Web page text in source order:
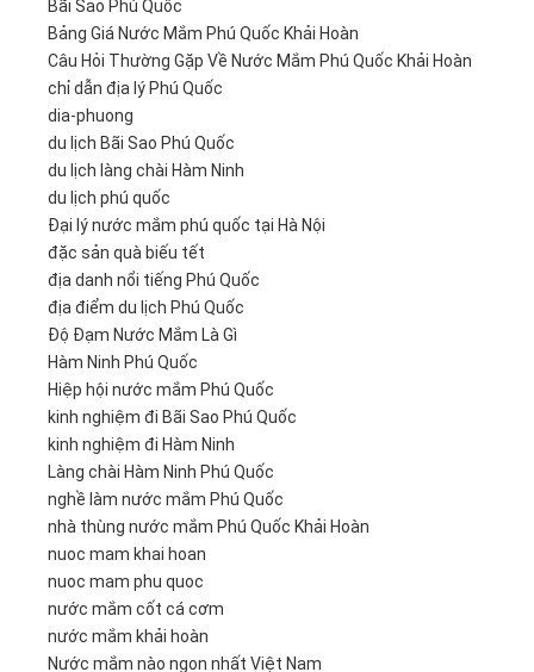
Bãi Sao Phú Quốc
Bảng Giá Nước Mắm Phú Quốc Khải Hoàn
Câu Hỏi Thường Gặp Về Nước Mắm Phú Quốc Khải Hoàn
chỉ dẫn địa lý Phú Quốc
dia-phuong
du lịch Bãi Sao Phú Quốc
du lịch làng chài Hàm Ninh
du lịch phú quốc
Đại lý nước mắm phú quốc tại Hà Nội
đặc sản quà biếu tết
địa danh nổi tiếng Phú Quốc
địa điểm du lịch Phú Quốc
Độ Đạm Nước Mắm Là Gì
Hàm Ninh Phú Quốc
Hiệp hội nước mắm Phú Quốc
kinh nghiệm đi Bãi Sao Phú Quốc
kinh nghiệm đi Hàm Ninh
Làng chài Hàm Ninh Phú Quốc
nghề làm nước mắm Phú Quốc
nhà thùng nước mắm Phú Quốc Khải Hoàn
nuoc mam khai hoan
nuoc mam phu quoc
nước mắm cốt cá cơm
nước mắm khải hoàn
Nước mắm nào ngon nhất Việt Nam